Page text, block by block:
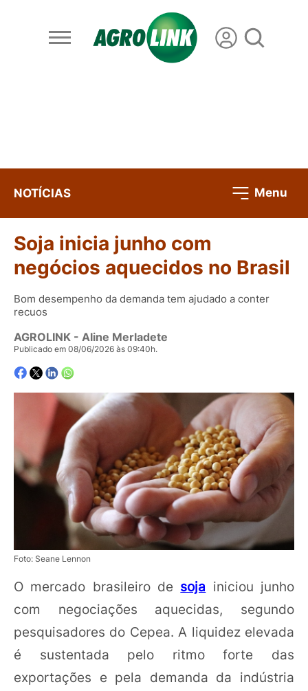
NOTÍCIAS Menu
Soja inicia junho com
negócios aquecidos no Brasil
Bom desempenho da demanda tem ajudado a conter
recuos
AGROLINK - Aline Merladete
Publicado em 08/06/2026 às 09:40h.
Foto: Seane Lennon
O mercado brasileiro de soja iniciou junho
com negociações aquecidas, segundo
pesquisadores do Cepea. A liquidez elevada
é sustentada pelo ritmo forte das
exportações e pela demanda da indústria